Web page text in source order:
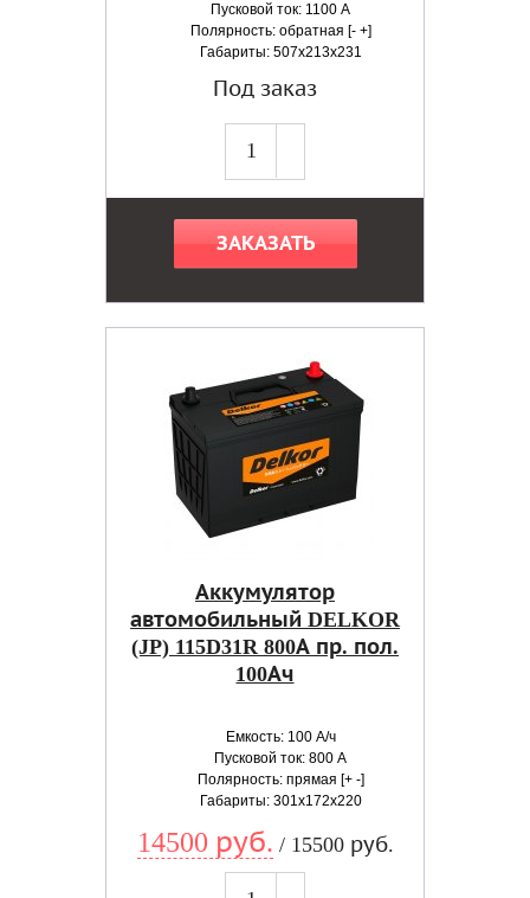
Пусковой ток: 1100 А
Полярность: обратная [- +]
Габариты: 507x213x231
Под заказ
ЗАКАЗАТЬ
Аккумулятор
автомобильный DELKOR
(JP) 115D31R 800А пр. пол.
100Ач
Емкость: 100 А/ч
Пусковой ток: 800 А
Полярность: прямая [+ -]
Габариты: 301x172x220
14500 руб. / 15500 руб.